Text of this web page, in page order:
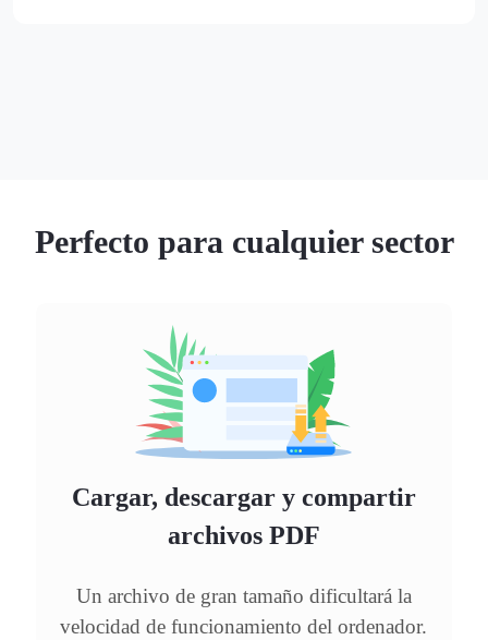
Perfecto para cualquier sector
Cargar, descargar y compartir
archivos PDF
Un archivo de gran tamaño dificultará la
velocidad de funcionamiento del ordenador.